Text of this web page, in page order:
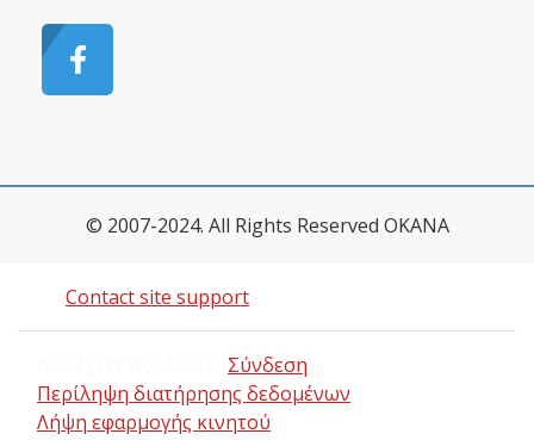
© 2007-2024. All Rights Reserved OKANA
Contact site support
Σύνδεση
Περίληψη διατήρησης δεδομένων
Λήψη εφαρμογής κινητού